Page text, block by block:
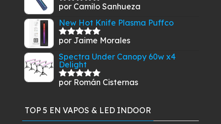
Valorado
por Camilo Sanhueza
New Hot Knife Plasma Puffco
Valorado
por Jaime Morales
Spectra Under Canopy 60w x4
Delight
Valorado
por Román Cisternas
TOP 5 EN VAPOS & LED INDOOR